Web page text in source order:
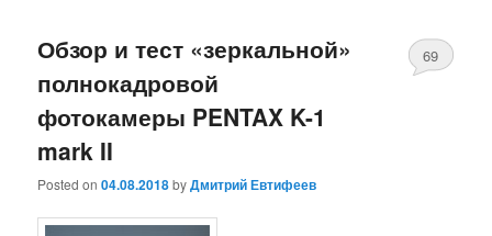
Обзор и тест «зеркальной»
полнокадровой
фотокамеры PENTAX K-1
mark II
Posted on04.08.2018byДмитрий Евтифеев
69